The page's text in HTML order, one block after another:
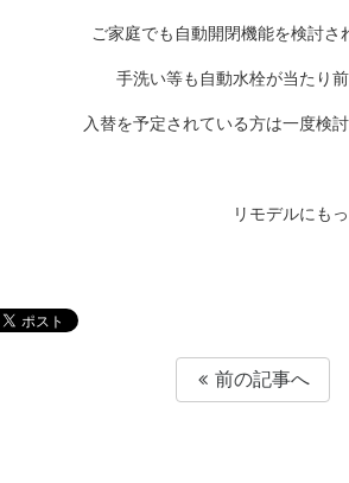
ご家庭でも自動開閉機能を検討さ
手洗い等も自動水栓が当たり
入替を予定されている方は一度検
リモデルにも
前の記事へ